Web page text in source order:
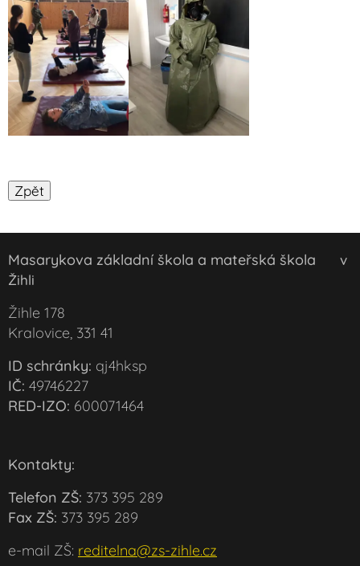
Masarykova základní škola a mateřská škola v
Žihli
Žihle 178
Kralovice, 331 41
ID schránky: qj4hksp
IČ: 49746227
RED-IZO: 600071464
Kontakty:
Telefon ZŠ: 373 395 289
Fax ZŠ: 373 395 289
e-mail ZŠ: reditelna@zs-zihle.cz